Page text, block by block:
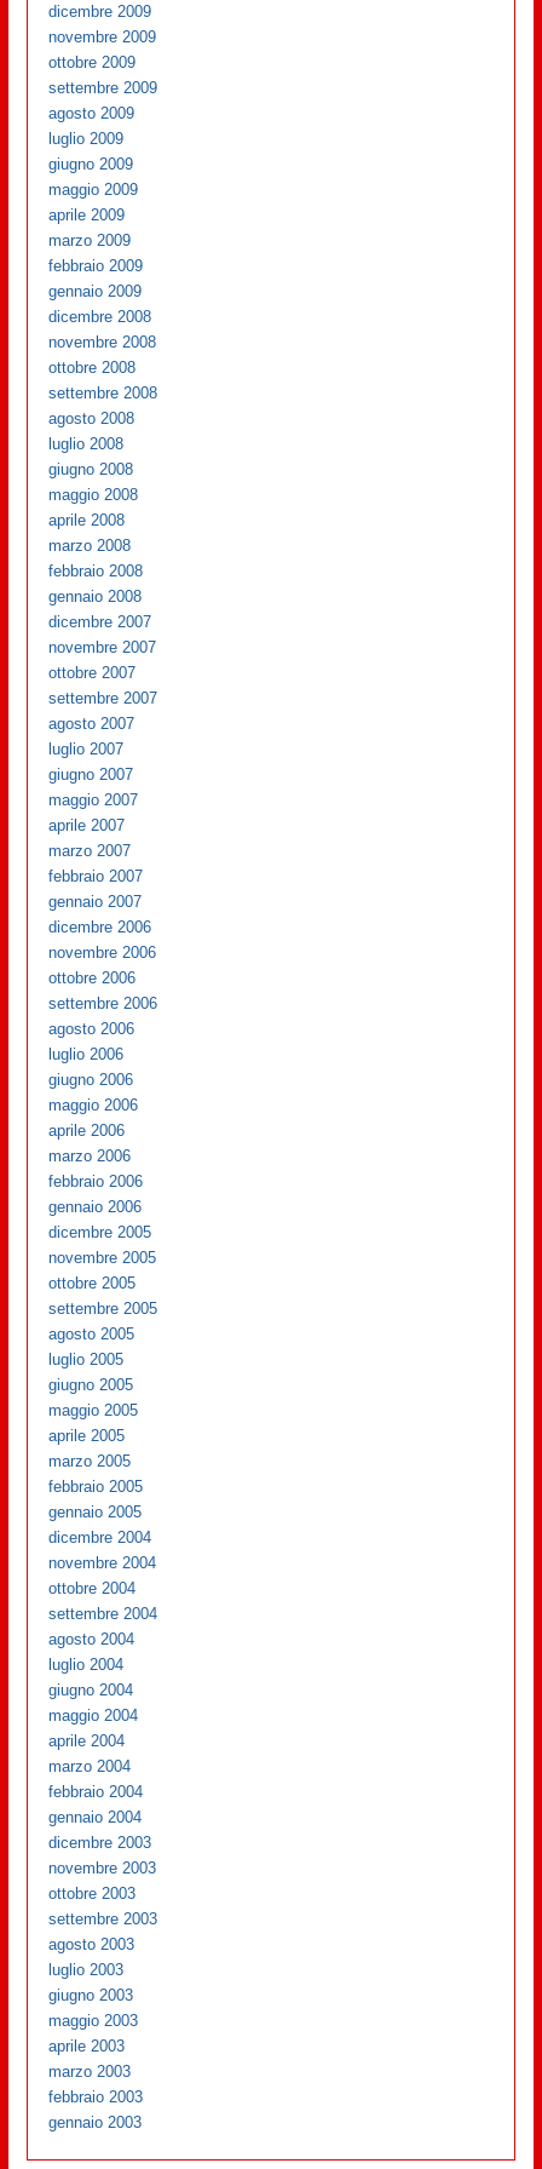
dicembre 2009
novembre 2009
ottobre 2009
settembre 2009
agosto 2009
luglio 2009
giugno 2009
maggio 2009
aprile 2009
marzo 2009
febbraio 2009
gennaio 2009
dicembre 2008
novembre 2008
ottobre 2008
settembre 2008
agosto 2008
luglio 2008
giugno 2008
maggio 2008
aprile 2008
marzo 2008
febbraio 2008
gennaio 2008
dicembre 2007
novembre 2007
ottobre 2007
settembre 2007
agosto 2007
luglio 2007
giugno 2007
maggio 2007
aprile 2007
marzo 2007
febbraio 2007
gennaio 2007
dicembre 2006
novembre 2006
ottobre 2006
settembre 2006
agosto 2006
luglio 2006
giugno 2006
maggio 2006
aprile 2006
marzo 2006
febbraio 2006
gennaio 2006
dicembre 2005
novembre 2005
ottobre 2005
settembre 2005
agosto 2005
luglio 2005
giugno 2005
maggio 2005
aprile 2005
marzo 2005
febbraio 2005
gennaio 2005
dicembre 2004
novembre 2004
ottobre 2004
settembre 2004
agosto 2004
luglio 2004
giugno 2004
maggio 2004
aprile 2004
marzo 2004
febbraio 2004
gennaio 2004
dicembre 2003
novembre 2003
ottobre 2003
settembre 2003
agosto 2003
luglio 2003
giugno 2003
maggio 2003
aprile 2003
marzo 2003
febbraio 2003
gennaio 2003